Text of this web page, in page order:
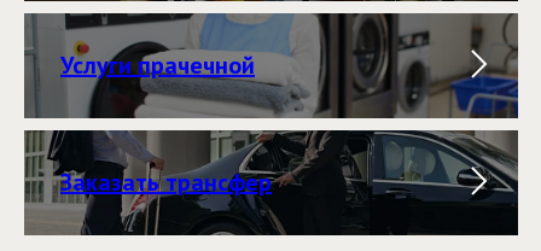
Услуги прачечной
Заказать трансфер